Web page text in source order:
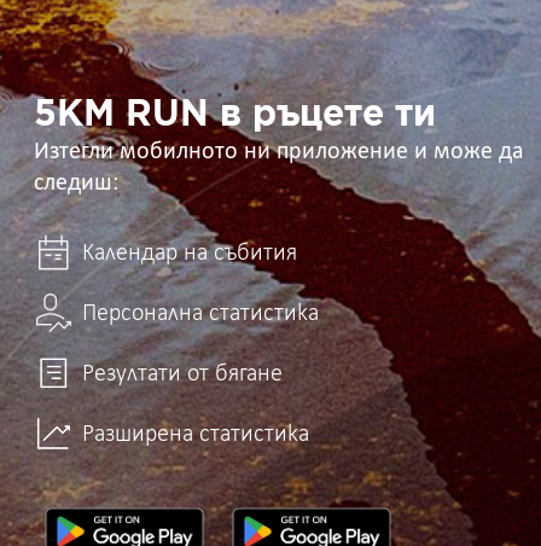
RUN
в
ръцете
ти 5KM RUN в ръцете ти
Изтегли мобилното ни приложение и може да
следиш:
Календар на събития
Персонална статистика
Резултати от бягане
Разширена статистика